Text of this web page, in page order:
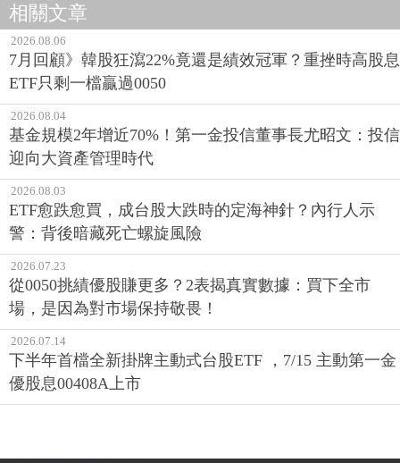
相關文章
2026.08.06
7月回顧》韓股狂瀉22%竟還是績效冠軍？重挫時高股息
ETF只剩一檔贏過0050
2026.08.04
基金規模2年增近70%！第一金投信董事長尤昭文：投信
迎向大資產管理時代
2026.08.03
ETF愈跌愈買，成台股大跌時的定海神針？內行人示
警：背後暗藏死亡螺旋風險
2026.07.23
從0050挑績優股賺更多？2表揭真實數據：買下全市
場，是因為對市場保持敬畏！
2026.07.14
下半年首檔全新掛牌主動式台股ETF ，7/15 主動第一金
優股息00408A上市